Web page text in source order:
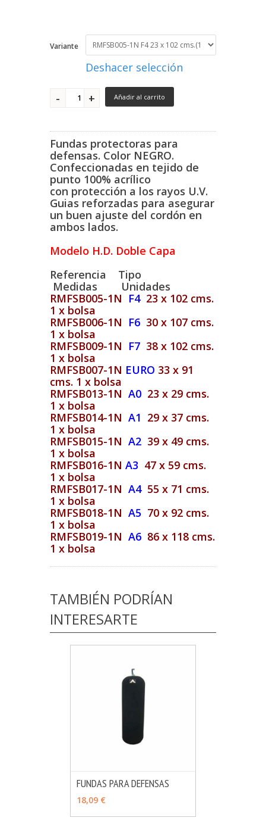
Variante
Deshacer selección
Añadir al carrito
Fundas protectoras para
defensas. Color NEGRO.
Confeccionadas en tejido de
punto 100% acrílico
con protección a los rayos U.V.
Guias reforzadas para asegurar
un buen ajuste del cordón en
ambos lados.
Modelo H.D. Doble Capa
Referencia Tipo
Medidas Unidades
RMFSB005-1N F423 x 102 cms.
1 x bolsa
RMFSB006-1N F6 30 x 107 cms.
1 x bolsa
RMFSB009-1N F7 38 x 102 cms.
1 x bolsa
RMFSB007-1N EURO 33 x 91
cms. 1 x bolsa
RMFSB013-1N A0 23 x 29 cms.
1 x bolsa
RMFSB014-1N A1 29 x 37 cms.
1 x bolsa
RMFSB015-1N A2 39 x 49 cms.
1 x bolsa
RMFSB016-1N A3 47 x 59 cms.
1 x bolsa
RMFSB017-1N A455 x 71 cms.
1 x bolsa
RMFSB018-1N A5 70 x 92 cms.
1 x bolsa
RMFSB019-1N A6 86 x 118 cms.
1 x bolsa
TAMBIÉN PODRÍAN
INTERESARTE
FUNDAS PARA DEFENSAS
18,09 €